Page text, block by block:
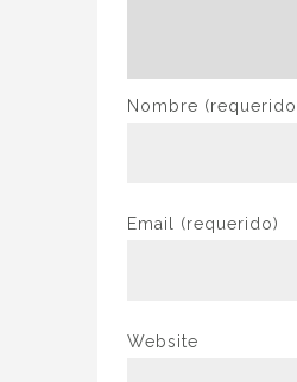
Nombre
Email (requerido)
Website